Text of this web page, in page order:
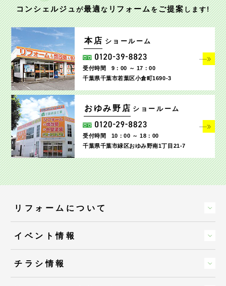
コンシェルジュが最適なリフォームをご提案します!
本店 ショールーム
受付時間
9：00 ～ 17：00
千葉県千葉市若葉区小倉町1690‐3
おゆみ野店 ショールーム
受付時間
10：00 ～ 18：00
千葉県千葉市緑区おゆみ野南1丁目21-7
リフォームについて
イベント情報
チラシ情報